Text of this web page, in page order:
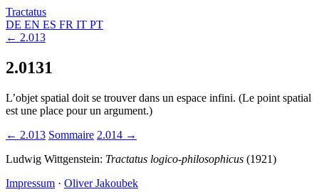
Tractatus
DE EN ES FR IT PT
← 2.013
2.0131
L’objet spatial doit se trouver dans un espace infini. (Le point spatial
est une place pour un argument.)
← 2.013 Sommaire 2.014 →
Ludwig Wittgenstein: Tractatus logico-philosophicus (1921)
Impressum · Oliver Jakoubek